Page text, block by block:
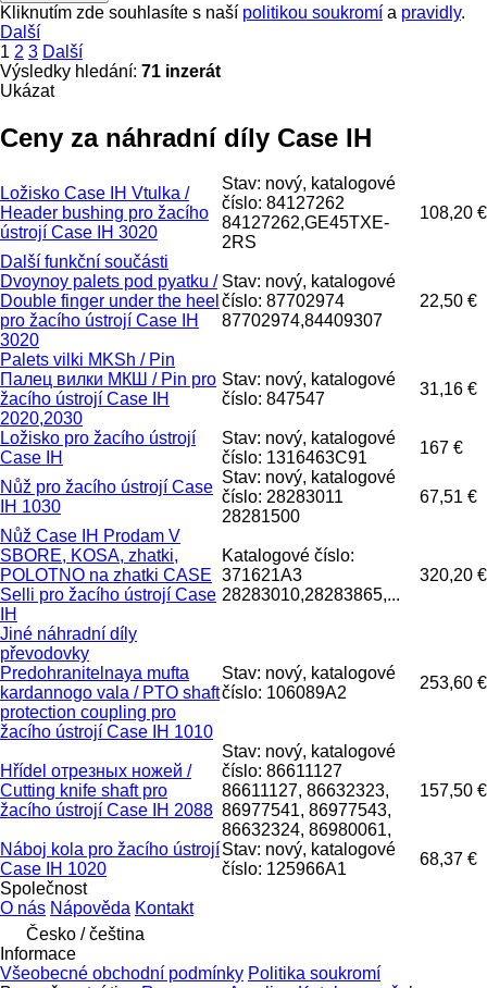
Kliknutím zde souhlasíte s naší politikou soukromí a pravidly.
Další
1 2 3 Další
Výsledky hledání: 71 inzerát
Ukázat
Ceny za náhradní díly Case IH
Ložisko Case IH Vtulka /
Header bushing pro žacího
ústrojí Case IH 3020
Stav: nový, katalogové
číslo: 84127262
84127262,GE45TXE-
2RS
108,20 €
Další funkční součásti
Dvoynoy palets pod pyatku /
Double finger under the heel
pro žacího ústrojí Case IH
3020
Stav: nový, katalogové
číslo: 87702974
87702974,84409307
22,50 €
Palets vilki MKSh / Pin
Палец вилки МКШ / Pin pro
žacího ústrojí Case IH
2020,2030
Stav: nový, katalogové
číslo: 847547
31,16 €
Ložisko pro žacího ústrojí
Case IH
Stav: nový, katalogové
číslo: 1316463C91
167 €
Nůž pro žacího ústrojí Case
IH 1030
Stav: nový, katalogové
číslo: 28283011
28281500
67,51 €
Nůž Case IH Prodam V
SBORE, KOSA, zhatki,
POLOTNO na zhatki CASE
Selli pro žacího ústrojí Case
IH
Katalogové číslo:
371621A3
28283010,28283865,...
320,20 €
Jiné náhradní díly
převodovky
Predohranitelnaya mufta
kardannogo vala / PTO shaft
protection coupling pro
žacího ústrojí Case IH 1010
Stav: nový, katalogové
číslo: 106089A2
253,60 €
Hřídel отрезных ножей /
Cutting knife shaft pro
žacího ústrojí Case IH 2088
Stav: nový, katalogové
číslo: 86611127
86611127, 86632323,
86977541, 86977543,
86632324, 86980061,
157,50 €
Náboj kola pro žacího ústrojí
Case IH 1020
Stav: nový, katalogové
číslo: 125966A1
68,37 €
Společnost
O nás Nápověda Kontakt
Česko / čeština
Informace
Všeobecné obchodní podmínky Politika soukromí